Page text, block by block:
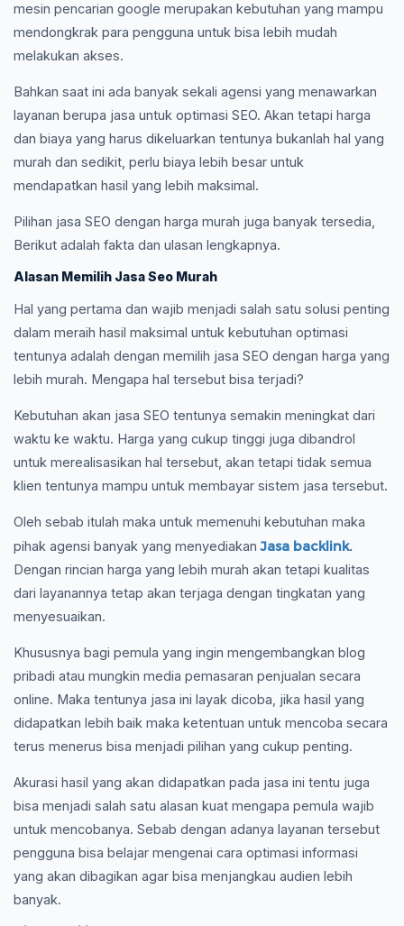
mesin pencarian google merupakan kebutuhan yang mampu
mendongkrak para pengguna untuk bisa lebih mudah
melakukan akses.
Bahkan saat ini ada banyak sekali agensi yang menawarkan
layanan berupa jasa untuk optimasi SEO. Akan tetapi harga
dan biaya yang harus dikeluarkan tentunya bukanlah hal yang
murah dan sedikit, perlu biaya lebih besar untuk
mendapatkan hasil yang lebih maksimal.
Pilihan jasa SEO dengan harga murah juga banyak tersedia,
Berikut adalah fakta dan ulasan lengkapnya.
Alasan Memilih Jasa Seo Murah
Hal yang pertama dan wajib menjadi salah satu solusi penting
dalam meraih hasil maksimal untuk kebutuhan optimasi
tentunya adalah dengan memilih jasa SEO dengan harga yang
lebih murah. Mengapa hal tersebut bisa terjadi?
Kebutuhan akan jasa SEO tentunya semakin meningkat dari
waktu ke waktu. Harga yang cukup tinggi juga dibandrol
untuk merealisasikan hal tersebut, akan tetapi tidak semua
klien tentunya mampu untuk membayar sistem jasa tersebut.
Oleh sebab itulah maka untuk memenuhi kebutuhan maka
pihak agensi banyak yang menyediakanJasa backlink.
Dengan rincian harga yang lebih murah akan tetapi kualitas
dari layanannya tetap akan terjaga dengan tingkatan yang
menyesuaikan.
Khususnya bagi pemula yang ingin mengembangkan blog
pribadi atau mungkin media pemasaran penjualan secara
online. Maka tentunya jasa ini layak dicoba, jika hasil yang
didapatkan lebih baik maka ketentuan untuk mencoba secara
terus menerus bisa menjadi pilihan yang cukup penting.
Akurasi hasil yang akan didapatkan pada jasa ini tentu juga
bisa menjadi salah satu alasan kuat mengapa pemula wajib
untuk mencobanya. Sebab dengan adanya layanan tersebut
pengguna bisa belajar mengenai cara optimasi informasi
yang akan dibagikan agar bisa menjangkau audien lebih
banyak.